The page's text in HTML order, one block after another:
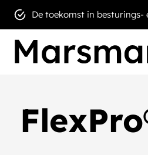
De toekomst in